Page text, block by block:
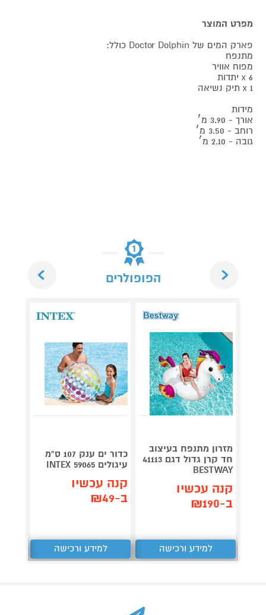
מפרט המוצר
פארק המים של Doctor Dolphin כולל:
מתנפח
מפוח אוויר
6 x יתדות
1 x תיק נשיאה
מידות
אורך - 3.90 מ׳
רוחב - 3.50 מ׳
גובה - 2.10 מ׳
הפופולרים
מזרון מתנפח בעיצוב
חד קרן גדול דגם 41113
BESTWAY
קנה עכשיו
ב-₪190
למידע ורכישה
כדור ים ענק 107 ס"מ
עיגולים INTEX 59065
קנה עכשיו
ב-₪49
למידע ורכישה